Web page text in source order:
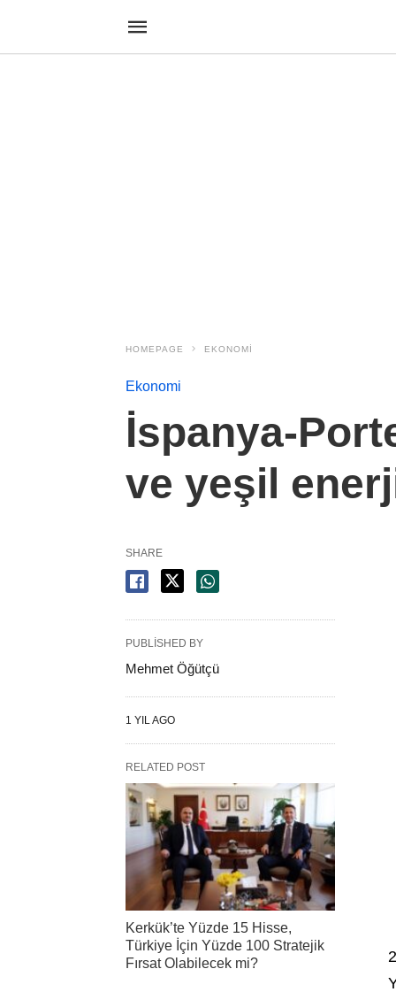
HOMEPAGE EKONOMI
Ekonomi
İspanya-
ve yeşil
SHARE
PUBLISHED BY
Mehmet Öğütçü
1 YIL AGO
RELATED POST
Kerkük’te Yüzde 15 Hisse,
Türkiye İçin Yüzde 100 Stratejik
Fırsat Olabilecek mi?